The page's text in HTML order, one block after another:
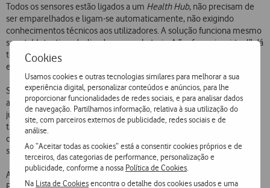
Cookies
Usamos cookies e outras tecnologias similares para melhorar a sua
experiência digital, personalizar conteúdos e anúncios, para lhe
proporcionar funcionalidades de redes sociais, e para analisar dados
de navegação. Partilhamos informação, relativa à sua utilização do
site, com parceiros externos de publicidade, redes sociais e de
análise.
Ao “Aceitar todas as cookies” está a consentir cookies próprios e de
terceiros, das categorias de performance, personalização e
publicidade, conforme a nossa Política de Cookies
Na Lista de Cookiesencontra o detalhe dos cookies usados e uma
Todos os sensores estão ligados a um Health Hub, não precisam de
ser emparelhados e ligam-se automaticamente, não exigindo
conhecimentos técnicos aos utilizadores. A solução funciona mesmo
se otabletestiver desligado ou sem bateria. A “enfermeira virtual” dá
todas as indicações necessárias para garantir que a monitorização do
estado de saúde do doente é efetuada de forma correta.
São, por isso, várias as caraterísticas que distinguem esta solução de
assistência ambulatória de outras disponíveis no mercado e que
justificam a sua utilização em pacientes com C-19 com uma elevada
taxa de sucesso. Esta solução está suportada na infraestrutura de
comunicações da Vodafone, beneficiando, assim, das medidas de
segurança, integridade e sigilo de informações da mesma.
A solução de assistência ambulatória, desenvolvida pela Vodafone